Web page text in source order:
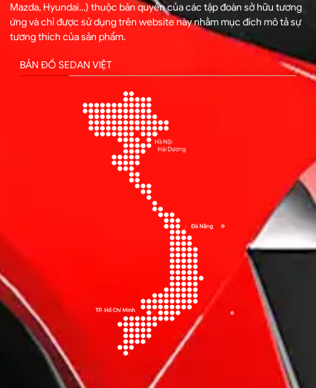
Mazda, Hyundai...) thuộc bản quyền của các tập đoàn sở hữu tương
ứng và chỉ được sử dụng trên website này nhằm mục đích mô tả sự
tương thích của sản phẩm.
BẢN ĐỒ SEDAN VIỆT